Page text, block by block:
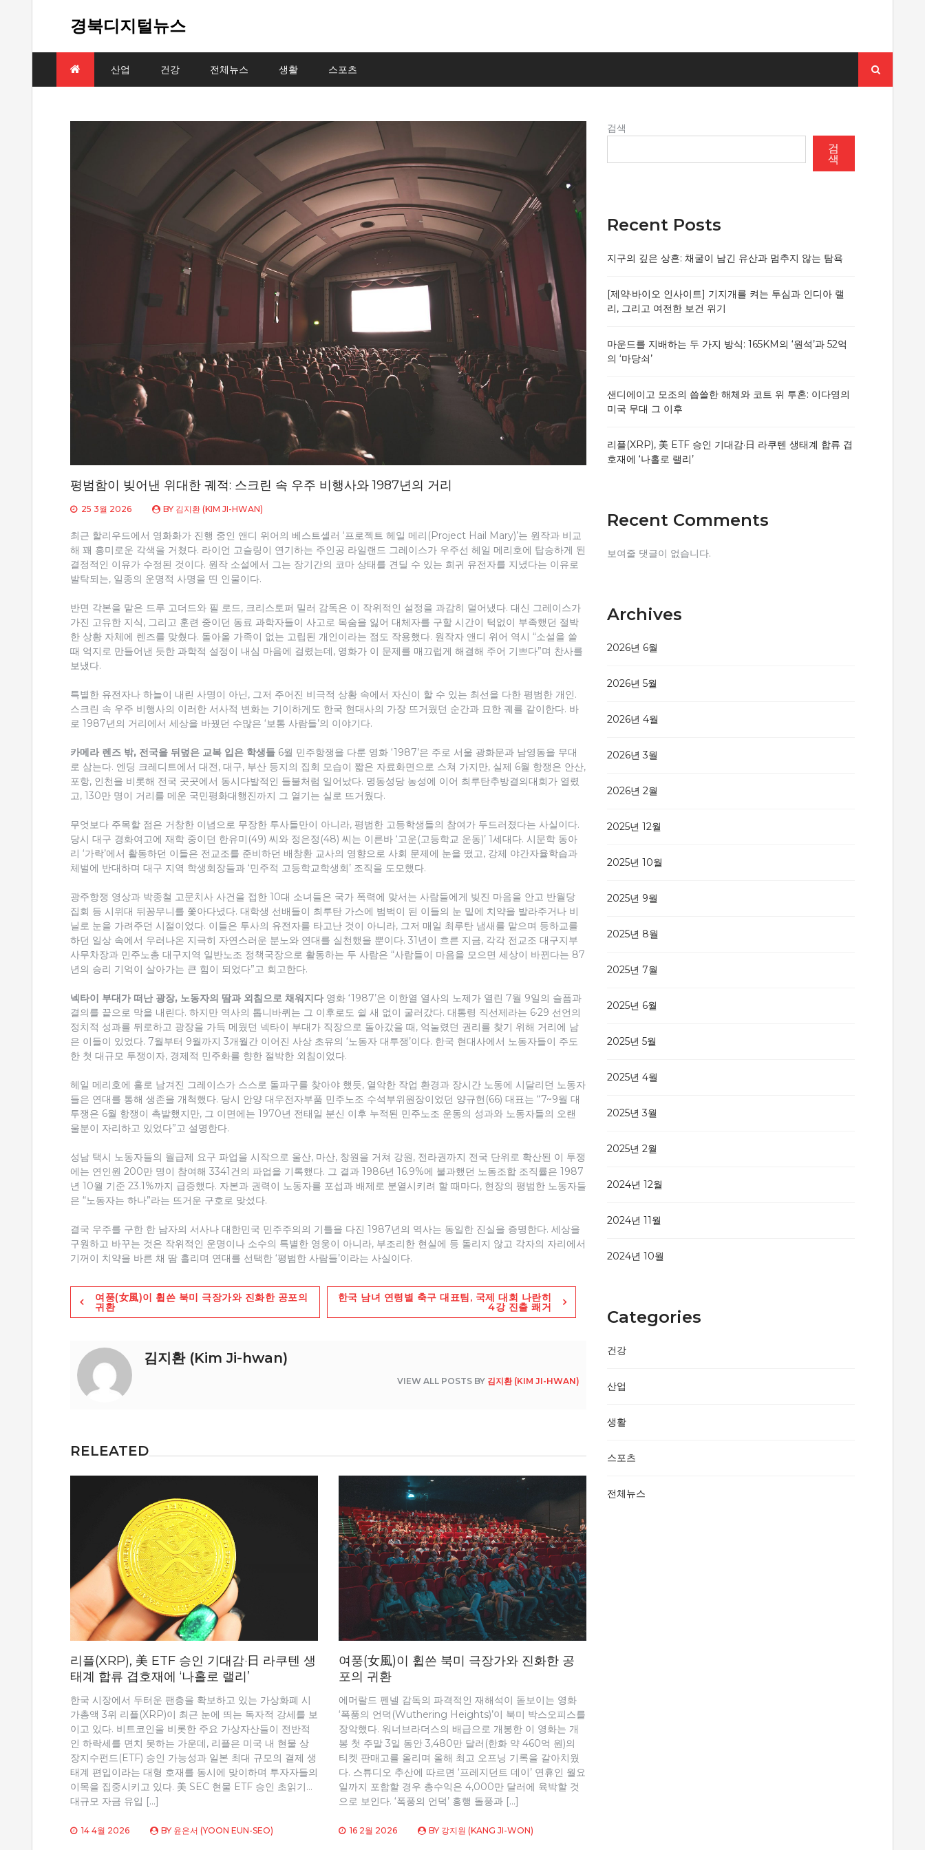
경북디지털뉴스
산업 건강 전체뉴스 생활 스포츠
평범함이 빚어낸 위대한 궤적: 스크린 속 우주 비행사와 1987년의 거리
25 3월 2026 BY 김지환 (KIM JI-HWAN)
최근 할리우드에서 영화화가 진행 중인 앤디 위어의 베스트셀러 ‘프로젝트 헤일 메리(Project Hail Mary)’는 원작과 비교
해 꽤 흥미로운 각색을 거쳤다. 라이언 고슬링이 연기하는 주인공 라일랜드 그레이스가 우주선 헤일 메리호에 탑승하게 된
결정적인 이유가 수정된 것이다. 원작 소설에서 그는 장기간의 코마 상태를 견딜 수 있는 희귀 유전자를 지녔다는 이유로
발탁되는, 일종의 운명적 사명을 띤 인물이다.
반면 각본을 맡은 드루 고더드와 필 로드, 크리스토퍼 밀러 감독은 이 작위적인 설정을 과감히 덜어냈다. 대신 그레이스가
가진 고유한 지식, 그리고 훈련 중이던 동료 과학자들이 사고로 목숨을 잃어 대체자를 구할 시간이 턱없이 부족했던 절박
한 상황 자체에 렌즈를 맞췄다. 돌아올 가족이 없는 고립된 개인이라는 점도 작용했다. 원작자 앤디 위어 역시 “소설을 쓸
때 억지로 만들어낸 듯한 과학적 설정이 내심 마음에 걸렸는데, 영화가 이 문제를 매끄럽게 해결해 주어 기쁘다”며 찬사를
보냈다.
특별한 유전자나 하늘이 내린 사명이 아닌, 그저 주어진 비극적 상황 속에서 자신이 할 수 있는 최선을 다한 평범한 개인.
스크린 속 우주 비행사의 이러한 서사적 변화는 기이하게도 한국 현대사의 가장 뜨거웠던 순간과 묘한 궤를 같이한다. 바
로 1987년의 거리에서 세상을 바꿨던 수많은 ‘보통 사람들’의 이야기다.
카메라 렌즈 밖, 전국을 뒤덮은 교복 입은 학생들 6월 민주항쟁을 다룬 영화 ‘1987’은 주로 서울 광화문과 남영동을 무대
로 삼는다. 엔딩 크레디트에서 대전, 대구, 부산 등지의 집회 모습이 짧은 자료화면으로 스쳐 가지만, 실제 6월 항쟁은 안산,
포항, 인천을 비롯해 전국 곳곳에서 동시다발적인 들불처럼 일어났다. 명동성당 농성에 이어 최루탄추방결의대회가 열렸
고, 130만 명이 거리를 메운 국민평화대행진까지 그 열기는 실로 뜨거웠다.
무엇보다 주목할 점은 거창한 이념으로 무장한 투사들만이 아니라, 평범한 고등학생들의 참여가 두드러졌다는 사실이다.
당시 대구 경화여고에 재학 중이던 한유미(49) 씨와 정은정(48) 씨는 이른바 ‘고운(고등학교 운동)’ 1세대다. 시문학 동아
리 ‘가락’에서 활동하던 이들은 전교조를 준비하던 배창환 교사의 영향으로 사회 문제에 눈을 떴고, 강제 야간자율학습과
체벌에 반대하며 대구 지역 학생회장들과 ‘민주적 고등학교학생회’ 조직을 도모했다.
광주항쟁 영상과 박종철 고문치사 사건을 접한 10대 소녀들은 국가 폭력에 맞서는 사람들에게 빚진 마음을 안고 반월당
집회 등 시위대 뒤꽁무니를 쫓아다녔다. 대학생 선배들이 최루탄 가스에 범벅이 된 이들의 눈 밑에 치약을 발라주거나 비
닐로 눈을 가려주던 시절이었다. 이들은 투사의 유전자를 타고난 것이 아니라, 그저 매일 최루탄 냄새를 맡으며 등하교를
하던 일상 속에서 우러나온 지극히 자연스러운 분노와 연대를 실천했을 뿐이다. 31년이 흐른 지금, 각각 전교조 대구지부
사무차장과 민주노총 대구지역 일반노조 정책국장으로 활동하는 두 사람은 “사람들이 마음을 모으면 세상이 바뀐다는 87
년의 승리 기억이 살아가는 큰 힘이 되었다”고 회고한다.
넥타이 부대가 떠난 광장, 노동자의 땀과 외침으로 채워지다 영화 ‘1987’은 이한열 열사의 노제가 열린 7월 9일의 슬픔과
결의를 끝으로 막을 내린다. 하지만 역사의 톱니바퀴는 그 이후로도 쉴 새 없이 굴러갔다. 대통령 직선제라는 6·29 선언의
정치적 성과를 뒤로하고 광장을 가득 메웠던 넥타이 부대가 직장으로 돌아갔을 때, 억눌렸던 권리를 찾기 위해 거리에 남
은 이들이 있었다. 7월부터 9월까지 3개월간 이어진 사상 초유의 ‘노동자 대투쟁’이다. 한국 현대사에서 노동자들이 주도
한 첫 대규모 투쟁이자, 경제적 민주화를 향한 절박한 외침이었다.
헤일 메리호에 홀로 남겨진 그레이스가 스스로 돌파구를 찾아야 했듯, 열악한 작업 환경과 장시간 노동에 시달리던 노동자
들은 연대를 통해 생존을 개척했다. 당시 안양 대우전자부품 민주노조 수석부위원장이었던 양규헌(66) 대표는 “7~9월 대
투쟁은 6월 항쟁이 촉발했지만, 그 이면에는 1970년 전태일 분신 이후 누적된 민주노조 운동의 성과와 노동자들의 오랜
울분이 자리하고 있었다”고 설명한다.
성남 택시 노동자들의 월급제 요구 파업을 시작으로 울산, 마산, 창원을 거쳐 강원, 전라권까지 전국 단위로 확산된 이 투쟁
에는 연인원 200만 명이 참여해 3341건의 파업을 기록했다. 그 결과 1986년 16.9%에 불과했던 노동조합 조직률은 1987
년 10월 기준 23.1%까지 급증했다. 자본과 권력이 노동자를 포섭과 배제로 분열시키려 할 때마다, 현장의 평범한 노동자들
은 “노동자는 하나”라는 뜨거운 구호로 맞섰다.
결국 우주를 구한 한 남자의 서사나 대한민국 민주주의의 기틀을 다진 1987년의 역사는 동일한 진실을 증명한다. 세상을
구원하고 바꾸는 것은 작위적인 운명이나 소수의 특별한 영웅이 아니라, 부조리한 현실에 등 돌리지 않고 각자의 자리에서
기꺼이 치약을 바른 채 땀 흘리며 연대를 선택한 ‘평범한 사람들’이라는 사실이다.
글
탐
여풍(女風)이 휩쓴 북미 극장가와 진화한 공포의
귀환
한국 남녀 연령별 축구 대표팀, 국제 대회 나란히
4강 진출 쾌거
김지환 (Kim Ji-hwan)
VIEW ALL POSTS BY 김지환 (KIM JI-HWAN)
RELEATED
리플(XRP), 美 ETF 승인 기대감·日 라쿠텐 생
태계 합류 겹호재에 ‘나홀로 랠리’
한국 시장에서 두터운 팬층을 확보하고 있는 가상화폐 시
가총액 3위 리플(XRP)이 최근 눈에 띄는 독자적 강세를 보
이고 있다. 비트코인을 비롯한 주요 가상자산들이 전반적
인 하락세를 면치 못하는 가운데, 리플은 미국 내 현물 상
장지수펀드(ETF) 승인 가능성과 일본 최대 규모의 결제 생
태계 편입이라는 대형 호재를 동시에 맞이하며 투자자들의
이목을 집중시키고 있다. 美 SEC 현물 ETF 승인 초읽기…
대규모 자금 유입 […]
14 4월 2026 BY 윤은서 (YOON EUN-SEO)
여풍(女風)이 휩쓴 북미 극장가와 진화한 공
포의 귀환
에머랄드 펜넬 감독의 파격적인 재해석이 돋보이는 영화
‘폭풍의 언덕(Wuthering Heights)’이 북미 박스오피스를
장악했다. 워너브라더스의 배급으로 개봉한 이 영화는 개
봉 첫 주말 3일 동안 3,480만 달러(한화 약 460억 원)의
티켓 판매고를 올리며 올해 최고 오프닝 기록을 갈아치웠
다. 스튜디오 추산에 따르면 ‘프레지던트 데이’ 연휴인 월요
일까지 포함할 경우 총수익은 4,000만 달러에 육박할 것
으로 보인다. ‘폭풍의 언덕’ 흥행 돌풍과 […]
16 2월 2026 BY 강지원 (KANG JI-WON)
검색
검
색
Recent Posts
지구의 깊은 상흔: 채굴이 남긴 유산과 멈추지 않는 탐욕
[제약·바이오 인사이트] 기지개를 켜는 투심과 인디아 랠
리, 그리고 여전한 보건 위기
마운드를 지배하는 두 가지 방식: 165KM의 ‘원석’과 52억
의 ‘마당쇠’
샌디에이고 모조의 씁쓸한 해체와 코트 위 투혼: 이다영의
미국 무대 그 이후
리플(XRP), 美 ETF 승인 기대감·日 라쿠텐 생태계 합류 겹
호재에 ‘나홀로 랠리’
Recent Comments
보여줄 댓글이 없습니다.
Archives
2026년 6월
2026년 5월
2026년 4월
2026년 3월
2026년 2월
2025년 12월
2025년 10월
2025년 9월
2025년 8월
2025년 7월
2025년 6월
2025년 5월
2025년 4월
2025년 3월
2025년 2월
2024년 12월
2024년 11월
2024년 10월
Categories
건강
산업
생활
스포츠
전체뉴스